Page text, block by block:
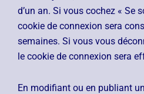
d’un an. Si vous cochez « Se
cookie de connexion sera
semaines. Si vous vous
le cookie de connexion sera
En modifiant ou en publiant